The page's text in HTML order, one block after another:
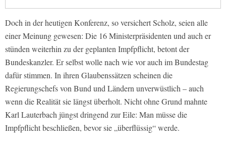
Doch in der heutigen Konferenz, so versichert Scholz, seien alle
einer Meinung gewesen: Die 16 Ministerpräsidenten und auch er
stünden weiterhin zu der geplanten Impfpflicht, betont der
Bundeskanzler. Er selbst wolle nach wie vor auch im Bundestag
dafür stimmen. In ihren Glaubenssätzen scheinen die
Regierungschefs von Bund und Ländern unverwüstlich – auch
wenn die Realität sie längst überholt. Nicht ohne Grund mahnte
Karl Lauterbach jüngst dringend zur Eile: Man müsse die
Impfpflicht beschließen, bevor sie „überflüssig“ werde.